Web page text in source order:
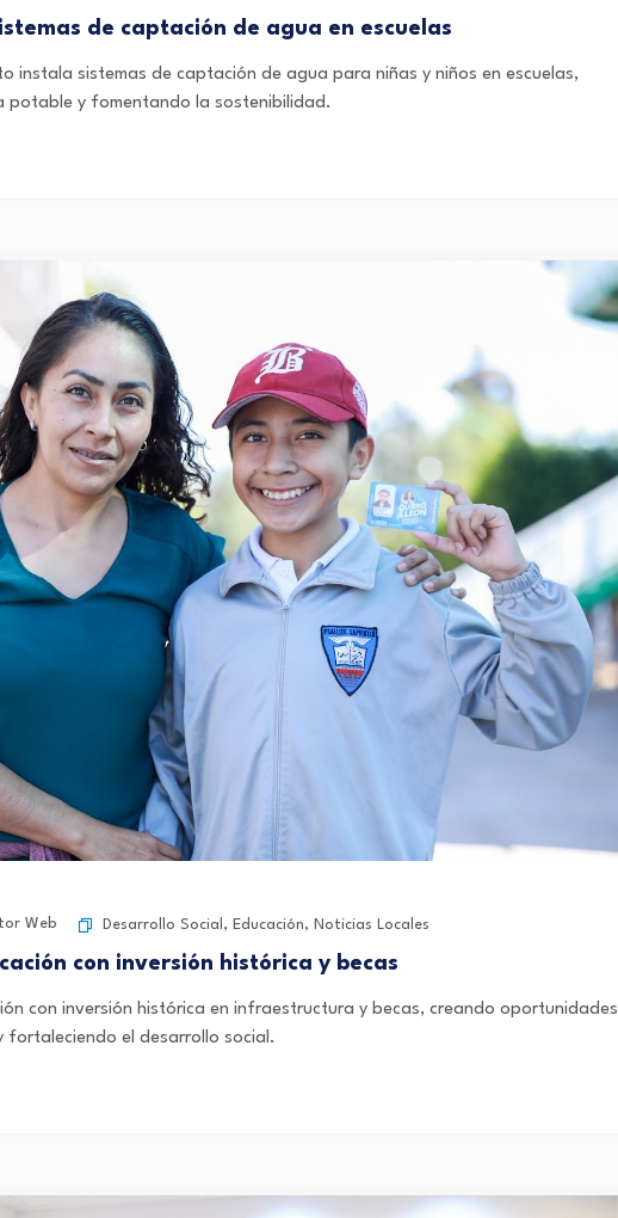
de captación de agua en escuelas
instala sistemas de captación de agua para niñas y niños en escuelas,
potable y fomentando la sostenibilidad.
Web Desarrollo Social , Educación, Noticias Locales
con inversión histórica y becas
con inversión histórica en infraestructura y becas, creando oportunidades
fortaleciendo el desarrollo social.